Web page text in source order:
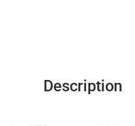
Description